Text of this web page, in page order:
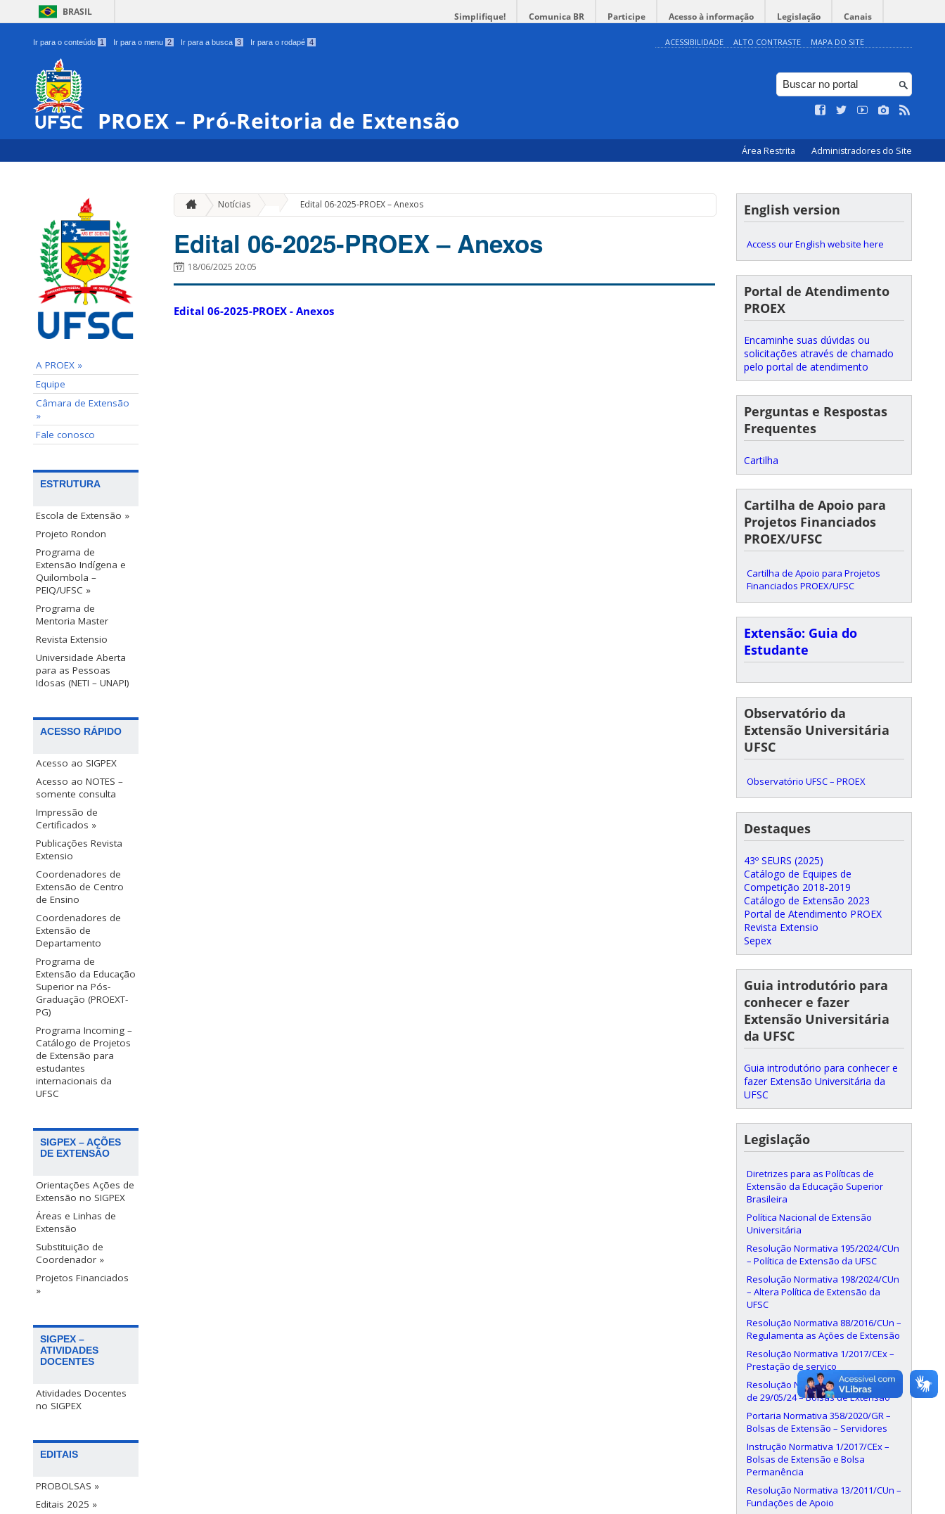
BRASIL Simplifique! Comunica BR Participe Acesso à informação Legislação Canais
Ir para o conteúdo 1 Ir para o menu 2 Ir para a busca 3 Ir para o rodapé 4 ACESSIBILIDADE ALTO CONTRASTE MAPA DO SITE
PROEX – Pró-Reitoria de Extensão
Área Restrita Administradores do Site
A PROEX »
Equipe
Câmara de Extensão
»
Fale conosco
ESTRUTURA
Escola de Extensão »
Projeto Rondon
Programa de
Extensão Indígena e
Quilombola –
PEIQ/UFSC »
Programa de
Mentoria Master
Revista Extensio
Universidade Aberta
para as Pessoas
Idosas (NETI – UNAPI)
ACESSO RÁPIDO
Acesso ao SIGPEX
Acesso ao NOTES –
somente consulta
Impressão de
Certificados »
Publicações Revista
Extensio
Coordenadores de
Extensão de Centro
de Ensino
Coordenadores de
Extensão de
Departamento
Programa de
Extensão da Educação
Superior na Pós-
Graduação (PROEXT-
PG)
Programa Incoming –
Catálogo de Projetos
de Extensão para
estudantes
internacionais da
UFSC
SIGPEX – AÇÕES
DE EXTENSÃO
Orientações Ações de
Extensão no SIGPEX
Áreas e Linhas de
Extensão
Substituição de
Coordenador »
Projetos Financiados
»
SIGPEX –
ATIVIDADES
DOCENTES
Atividades Docentes
no SIGPEX
EDITAIS
PROBOLSAS »
Editais 2025 »
Notícias Edital 06-2025-PROEX – Anexos
Edital 06-2025-PROEX – Anexos
18/06/2025 20:05
Edital 06-2025-PROEX - Anexos
English version
Access our English website here
Portal de Atendimento
PROEX
Encaminhe suas dúvidas ou
solicitações através de chamado
pelo portal de atendimento
Perguntas e Respostas
Frequentes
Cartilha
Cartilha de Apoio para
Projetos Financiados
PROEX/UFSC
Cartilha de Apoio para Projetos
Financiados PROEX/UFSC
Extensão: Guia do
Estudante
Observatório da
Extensão Universitária
UFSC
Observatório UFSC – PROEX
Destaques
43º SEURS (2025)
Catálogo de Equipes de
Competição 2018-2019
Catálogo de Extensão 2023
Portal de Atendimento PROEX
Revista Extensio
Sepex
Guia introdutório para
conhecer e fazer
Extensão Universitária
da UFSC
Guia introdutório para conhecer e
fazer Extensão Universitária da
UFSC
Legislação
Diretrizes para as Políticas de
Extensão da Educação Superior
Brasileira
Política Nacional de Extensão
Universitária
Resolução Normativa 195/2024/CUn
– Política de Extensão da UFSC
Resolução Normativa 198/2024/CUn
– Altera Política de Extensão da
UFSC
Resolução Normativa 88/2016/CUn –
Regulamenta as Ações de Extensão
Resolução Normativa 1/2017/CEx –
Prestação de serviço
Resolução Normativa 190/2024/CUn,
de 29/05/24 – Bolsas de Extensão
Portaria Normativa 358/2020/GR –
Bolsas de Extensão – Servidores
Instrução Normativa 1/2017/CEx –
Bolsas de Extensão e Bolsa
Permanência
Resolução Normativa 13/2011/CUn –
Fundações de Apoio